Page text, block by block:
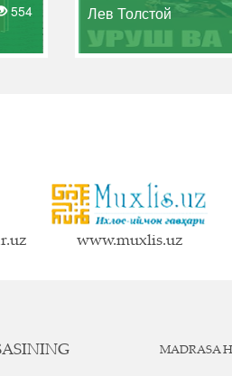
554 Лев Толстой
www.muxlis.uz
MADRASA